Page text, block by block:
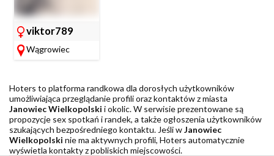
viktor789
Wągrowiec
Hoters to platforma randkowa dla dorosłych użytkowników
umożliwiająca przeglądanie profili oraz kontaktów z miasta
Janowiec Wielkopolski i okolic. W serwisie prezentowane są
propozycje sex spotkań i randek, a także ogłoszenia użytkowników
szukających bezpośredniego kontaktu. Jeśli wJanowiec
Wielkopolski nie ma aktywnych profili, Hoters automatycznie
wyświetla kontakty z pobliskich miejscowości.